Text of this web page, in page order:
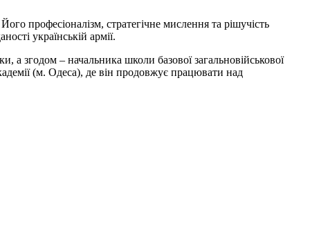
професіоналізм, стратегічне мислення та рішучість
українській армії.
а згодом – начальника школи базової загальновійськової
(м. Одеса), де він продовжує працювати над